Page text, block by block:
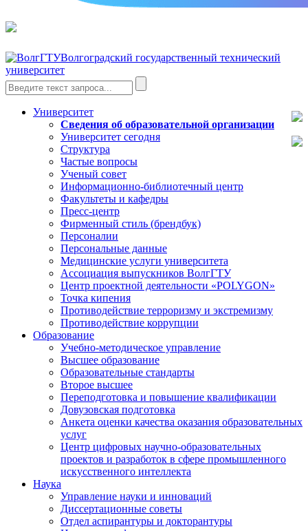
Волгоградский государственный технический
университет
Университет
Сведения об образовательной организации
Университет сегодня
Структура
Частые вопросы
Ученый совет
Информационно-библиотечный центр
Факультеты и кафедры
Пресс-центр
Фирменный стиль (брендбук)
Персоналии
Персональные данные
Медицинские услуги университета
Ассоциация выпускников ВолгГТУ
Центр проектной деятельности «POLYGON»
Точка кипения
Противодействие терроризму и экстремизму
Противодействие коррупции
Образование
Учебно-методическое управление
Высшее образование
Образовательные стандарты
Второе высшее
Переподготовка и повышение квалификации
Довузовская подготовка
Анкета оценки качества оказания образовательных
услуг
Центр цифровых научно-образовательных
проектов и разработок в сфере промышленного
искусственного интеллекта
Наука
Управление науки и инноваций
Диссертационные советы
Отдел аспирантуры и докторантуры